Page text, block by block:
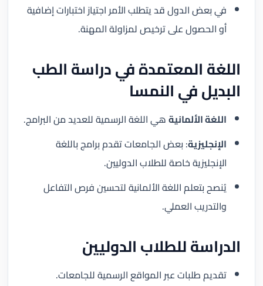
في بعض الدول قد يتطلب الأمر اجتياز اختبارات إضافية
أو الحصول على ترخيص لمزاولة المهنة.
اللغة المعتمدة في دراسة الطب
البديل في النمسا
اللغة الألمانيةهي اللغة الرسمية للعديد من البرامج.
الإنجليزية: بعض الجامعات تقدم برامج باللغة
الإنجليزية خاصة للطلاب الدوليين.
يُنصح بتعلم اللغة الألمانية لتحسين فرص التفاعل
والتدريب العملي.
الدراسة للطلاب الدوليين
تقديم طلبات عبر المواقع الرسمية للجامعات.